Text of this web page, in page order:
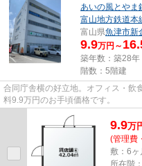
あいの風とやま
富山地方鉄道本
富山県魚津市新
9.9万円～
築年数：築28年
階数：5階建
合同庁舎横の好立地。オフィス・飲
料9.9万円のお手頃価格です。
9.9万
(管理費
敷：6ヶ
所在階